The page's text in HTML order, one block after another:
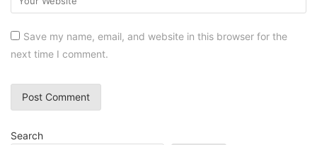
Save my name, email, and website in this browser for the
next time I comment.
Search